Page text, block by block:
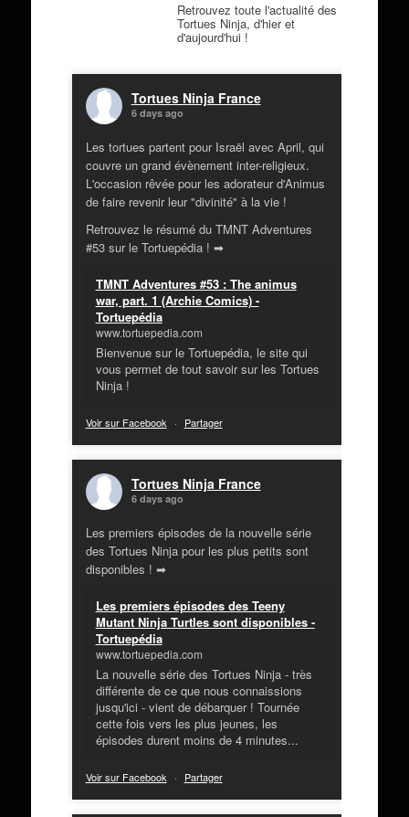
Retrouvez toute l'actualité des
Tortues Ninja, d'hier et
d'aujourd'hui !
Tortues Ninja France
6 days ago
Les tortues partent pour Israël avec April, qui
couvre un grand évènement inter-religieux.
L'occasion rêvée pour les adorateur d'Animus
de faire revenir leur "divinité" à la vie !
Retrouvez le résumé du TMNT Adventures
#53 sur le Tortuepédia ! ➡
TMNT Adventures #53 : The animus
war, part. 1 (Archie Comics) -
Tortuepédia
www.tortuepedia.com
Bienvenue sur le Tortuepédia, le site qui
vous permet de tout savoir sur les Tortues
Ninja !
Voir sur Facebook · Partager
Tortues Ninja France
6 days ago
Les premiers épisodes de la nouvelle série
des Tortues Ninja pour les plus petits sont
disponibles ! ➡
Les premiers épisodes des Teeny
Mutant Ninja Turtles sont disponibles -
Tortuepédia
www.tortuepedia.com
La nouvelle série des Tortues Ninja - très
différente de ce que nous connaissions
jusqu'ici - vient de débarquer ! Tournée
cette fois vers les plus jeunes, les
épisodes durent moins de 4 minutes...
Voir sur Facebook · Partager